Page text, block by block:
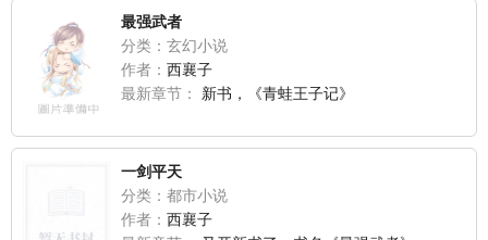
最强武者
分类：玄幻小说
作者： 西襄子
最新章节：
新书，《青蛙王子记》
一剑平天
分类：都市小说
作者： 西襄子